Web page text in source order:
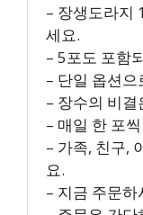
– 장생도라지
세요.
– 5포도 포함
– 단일 옵션
– 장수의 비
– 매일 한 포
– 가족, 친구,
요.
– 지금 주문